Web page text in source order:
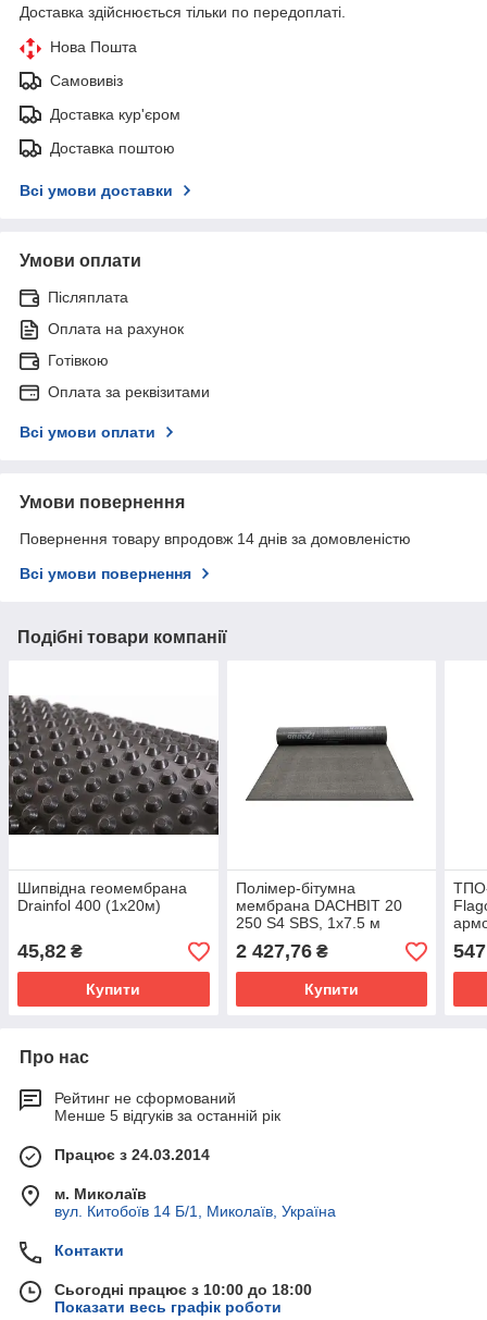
Доставка здійснюється тільки по передоплаті.
Нова Пошта
Самовивіз
Доставка кур'єром
Доставка поштою
Всі умови доставки
Умови оплати
Післяплата
Оплата на рахунок
Готівкою
Оплата за реквізитами
Всі умови оплати
Умови повернення
Повернення товару впродовж 14 днів за домовленістю
Всі умови повернення
Подібні товари компанії
Шипвідна геомембрана
Drainfol 400 (1x20м)
45,82 ₴
Купити
Полімер-бітумна
мембрана DACHBIT 20
250 S4 SBS, 1х7.5 м
2 427,76₴
Купити
Про нас
Рейтинг не сформований
Менше 5 відгуків за останній рік
Працює з 24.03.2014
м. Миколаїв
вул. Китобоїв 14 Б/1, Миколаїв, Україна
Контакти
Сьогодні працює з 10:00 до 18:00
Показати весь графік роботи